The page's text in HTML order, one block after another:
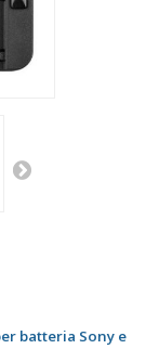
batteria Sony e